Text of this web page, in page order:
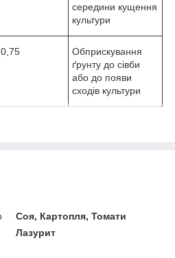
середини кущення
культури
Обприскування
ґрунту до сівби
або до появи
сходів культури
Соя, Картопля, Томати
Лазурит